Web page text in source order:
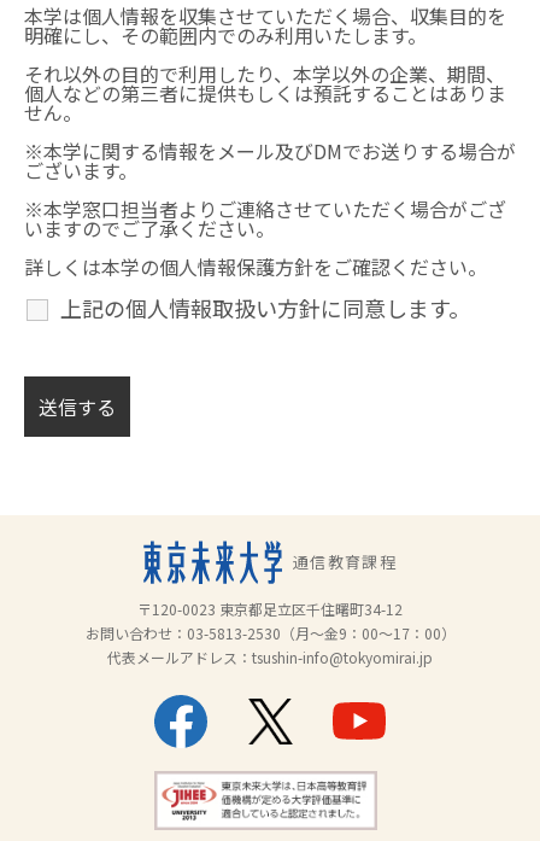
上記の個人情報取扱い方針に同意します。
本学は個人情報を収集させていただく場合、収集目的を
明確にし、その範囲内でのみ利用いたします。
それ以外の目的で利用したり、本学以外の企業、期間、
個人などの第三者に提供もしくは預託することはありま
せん。
※本学に関する情報をメール及びDMでお送りする場合が
ございます。
※本学窓口担当者よりご連絡させていただく場合がござ
いますのでご了承ください。
詳しくは本学の個人情報保護方針をご確認ください。
通信教育課程
〒120-0023 東京都足立区千住曙町34-12
お問い合わせ： 03-5813-2530 （月～金9：00～17：00）
代表メールアドレス： tsushin-info@tokyomirai.jp